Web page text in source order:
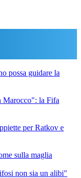
possa guidare la
Marocco": la Fifa
per Ratkov e
sulla maglia
non sia un alibi"